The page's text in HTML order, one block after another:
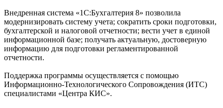
Внедренная система «1С:Бухгалтерия 8» позволила
модернизировать систему учета; сократить сроки подготовки,
бухгалтерской и налоговой отчетности; вести учет в единой
информационной базе; получать актуальную, достоверную
информацию для подготовки регламентированной
отчетности.
Поддержка программы осуществляется с помощью
Информационно-Технологического Сопровождения (ИТС)
специалистами «Центра КИС».